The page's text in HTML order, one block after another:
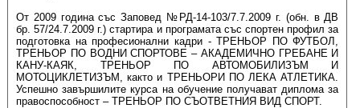
От 2009 година със Заповед №РД-14-103/7.7.2009 г. (обн. в ДВ
бр. 57/24.7.2009 г.) стартира и програмата със спортен профил за
подготовка на професионални кадри - ТРЕНЬОР ПО ФУТБОЛ,
ТРЕНЬОР ПО ВОДНИ СПОРТОВЕ – АКАДЕМИЧНО ГРЕБАНЕ И
КАНУ-КАЯК, ТРЕНЬОР ПО АВТОМОБИЛИЗЪМ И
МОТОЦИКЛЕТИЗЪМ, както и ТРЕНЬОРИ ПО ЛЕКА АТЛЕТИКА.
Успешно завършилите курса на обучение получават диплома за
правоспособност – ТРЕНЬОР ПО СЪОТВЕТНИЯ ВИД СПОРТ.